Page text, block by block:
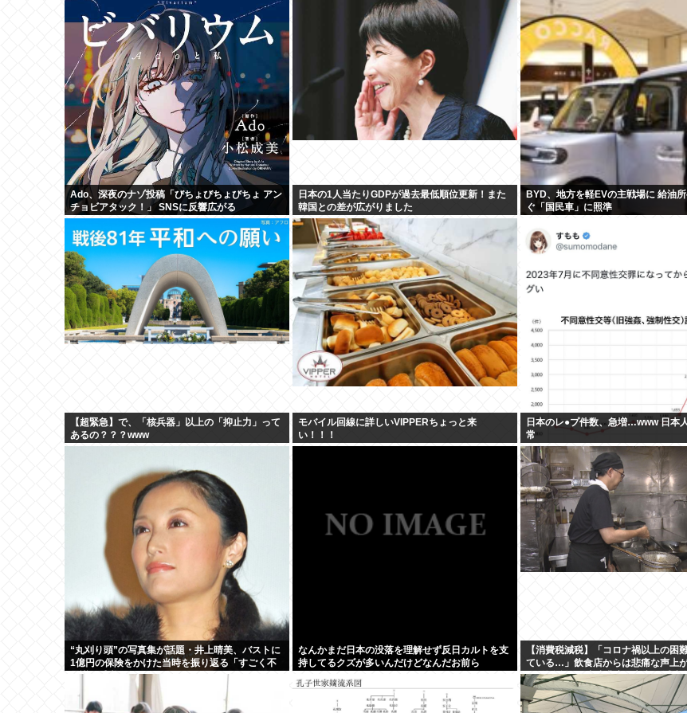
Ado、深夜のナゾ投稿「びちょびちょびちょ アン
チョビアタック！」 SNSに反響広がる
日本の1人当たりGDPが過去最低順位更新！また
韓国との差が広がりました
BYD、地方を軽EVの主戦場に 給油
ぐ「国民車」に照準
【超緊急】で、「核兵器」以上の「抑止力」って
あるの？？？www
モバイル回線に詳しいVIPPERちょっと来
い！！！
日本のレ●プ件数、急増…www 日本
常
“丸刈り頭”の写真集が話題・井上晴美、バストに
1億円の保険をかけた当時を振り返る「すごく不
思議な感覚」
なんかまだ日本の没落を理解せず反日カルトを支
持してるクズが多いんだけどなんだお前ら
【消費税減税】「コロナ禍以上の困
ている…」飲食店からは悲痛な声上
る”外食離れ” 中小農家は収入の減少
れに拍車が…」